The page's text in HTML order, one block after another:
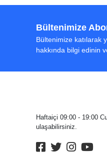
Bültenimize
Bültenimize katılarak
hakkında bilgi edinin
Haftaiçi 09:00 - 19:00
ulaşabilirsiniz.